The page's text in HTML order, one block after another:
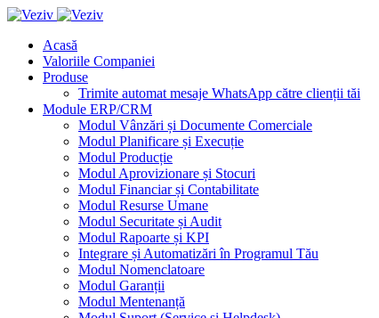
Acasă
Valoriile Companiei
Produse
Trimite automat mesaje WhatsApp către clienții tăi
Module ERP/CRM
Modul Vânzări și Documente Comerciale
Modul Planificare și Execuție
Modul Producție
Modul Aprovizionare și Stocuri
Modul Financiar și Contabilitate
Modul Resurse Umane
Modul Securitate și Audit
Modul Rapoarte și KPI
Integrare și Automatizări în Programul Tău
Modul Nomenclatoare
Modul Garanții
Modul Mentenanță